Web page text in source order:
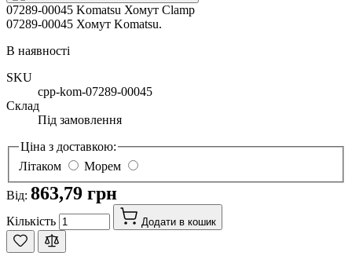
07289-00045 Komatsu Хомут Clamp
07289-00045 Хомут Komatsu.
В наявності
SKU
cpp-kom-07289-00045
Склад
Під замовлення
Ціна з доставкою:
Літаком
Морем
Від: 863,79 грн
Кількість Додати в кошик